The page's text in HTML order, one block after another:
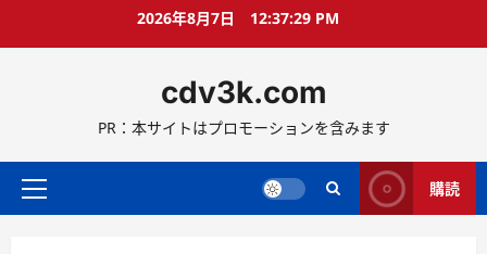
ス
ッ
2026年8月7日 12:37:30 PM
cdv3k.com
PR：本サイトはプロモーションを含みます
メ
購読